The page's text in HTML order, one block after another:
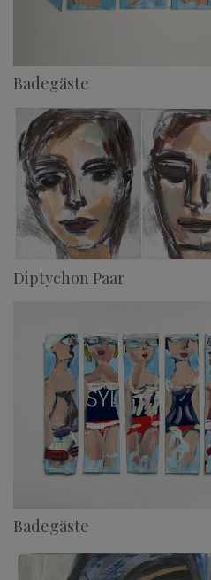
Badegäste
Diptychon Paar
Badegäste